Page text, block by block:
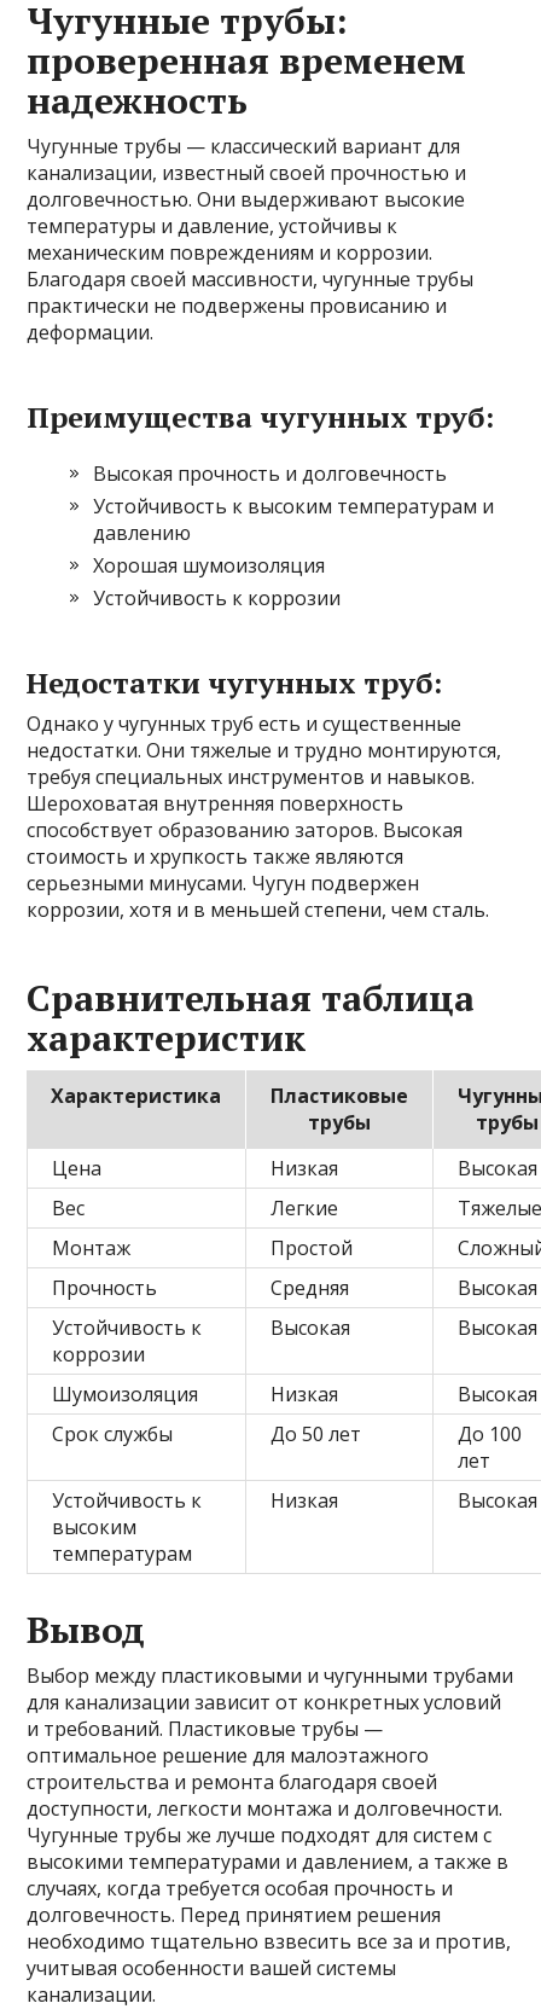
Чугунные трубы:
проверенная временем
надежность
Чугунные трубы — классический вариант для
канализации, известный своей прочностью и
долговечностью. Они выдерживают высокие
температуры и давление, устойчивы к
механическим повреждениям и коррозии.
Благодаря своей массивности, чугунные трубы
практически не подвержены провисанию и
деформации.
Преимущества чугунных труб:
Высокая прочность и долговечность
Устойчивость к высоким температурам и
давлению
Хорошая шумоизоляция
Устойчивость к коррозии
Недостатки чугунных труб:
Однако у чугунных труб есть и существенные
недостатки. Они тяжелые и трудно монтируются,
требуя специальных инструментов и навыков.
Шероховатая внутренняя поверхность
способствует образованию заторов. Высокая
стоимость и хрупкость также являются
серьезными минусами. Чугун подвержен
коррозии, хотя и в меньшей степени, чем сталь.
Сравнительная таблица
характеристик
Характеристика
Пластиковые
трубы
трубы
Цена
Низкая
Высокая
Вес
Легкие
Монтаж
Простой
Прочность
Средняя
Высокая
Устойчивость к
коррозии
Высокая Высокая
Шумоизоляция Низкая
Высокая
Срок службы
До 50 лет
До 100
лет
Устойчивость к
высоким
температурам
Низкая Высокая
Вывод
Выбор между пластиковыми и чугунными трубами
для канализации зависит от конкретных условий
и требований. Пластиковые трубы —
оптимальное решение для малоэтажного
строительства и ремонта благодаря своей
доступности, легкости монтажа и долговечности.
Чугунные трубы же лучше подходят для систем с
высокими температурами и давлением, а также в
случаях, когда требуется особая прочность и
долговечность. Перед принятием решения
необходимо тщательно взвесить все за и против,
учитывая особенности вашей системы
канализации.